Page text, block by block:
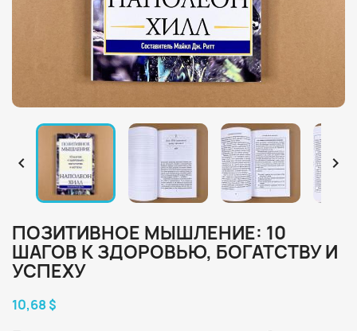
 
ПОЗИТИВНОЕ МЫШЛЕНИЕ: 10
ШАГОВ К ЗДОРОВЬЮ, БОГАТСТВУ И
УСПЕХУ
10,68 $